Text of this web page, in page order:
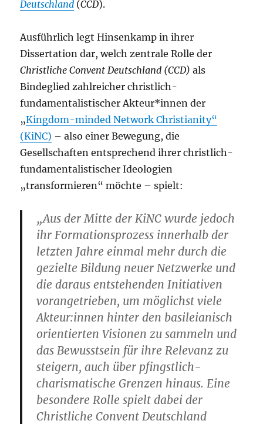
Deutschland (CCD).
Ausführlich legt Hinsenkamp in ihrer
Dissertation dar, welch zentrale Rolle der
Christliche Convent Deutschland (CCD)als
Bindeglied zahlreicher christlich-
fundamentalistischer Akteur*innen der
„Kingdom-minded Network Christianity“
(KiNC) – also einer Bewegung, die
Gesellschaften entsprechend ihrer christlich-
fundamentalistischer Ideologien
„transformieren“ möchte – spielt:
„Aus der Mitte der KiNC wurde jedoch
ihr Formationsprozess innerhalb der
letzten Jahre einmal mehr durch die
gezielte Bildung neuer Netzwerke und
die daraus entstehenden Initiativen
vorangetrieben, um möglichst viele
Akteur:innen hinter den basileianisch
orientierten Visionen zu sammeln und
das Bewusstsein für ihre Relevanz zu
steigern, auch über pfingstlich-
charismatische Grenzen hinaus. Eine
besondere Rolle spielt dabei der
Christliche Convent Deutschland